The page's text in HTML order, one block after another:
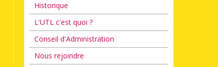
Historique
L'UTL c'est quoi ?
Conseil d'Administration
Nous rejoindre